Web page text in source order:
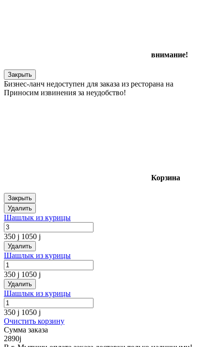
внимание!
Закрыть
Бизнес-ланч недоступен для заказа из ресторана на
Приносим извинения за неудобство!
Корзина
Закрыть
Удалить
Шашлык из курицы
350 j 1050 j
Удалить
Шашлык из курицы
350 j 1050 j
Удалить
Шашлык из курицы
350 j 1050 j
Очистить корзину
Сумма заказа
2890j